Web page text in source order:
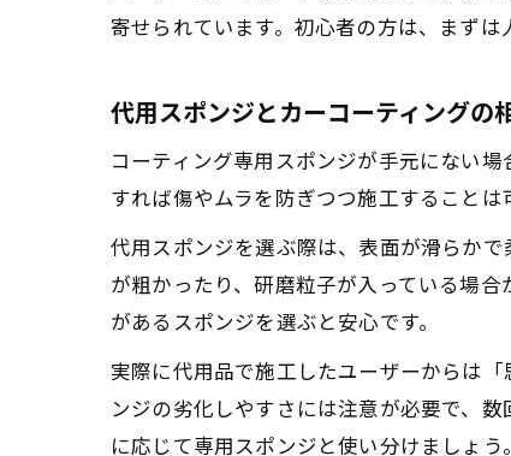
寄せられています。初心者の方は、まず
代用スポンジとカーコーティングの
コーティング専用スポンジが手元にない
すれば傷やムラを防ぎつつ施工すること
代用スポンジを選ぶ際は、表面が滑らか
が粗かったり、研磨粒子が入っている場
があるスポンジを選ぶと安心です。
実際に代用品で施工したユーザーからは
ンジの劣化しやすさには注意が必要で、
に応じて専用スポンジと使い分けましょう。